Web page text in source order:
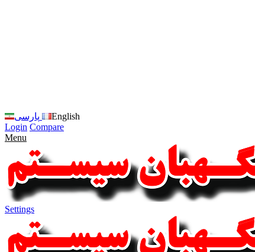
پارسی
English
Login Compare
Menu
Settings